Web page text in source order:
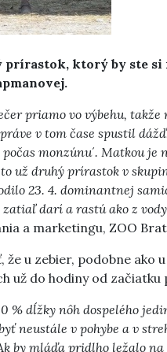
ktorý by ste si
priamo vo výbehu,
v tom čase spustil
monzúnu´. Matkou je
už druhý prírastok v
23. 4. dominantnej
darí a rastú ako z
a marketingu, ZOO
u zebier, podobne ako
už do hodiny od začiatku
% dĺžky nôh dospelého
neustále v pohybe a v
by mláďa pridlho ležalo